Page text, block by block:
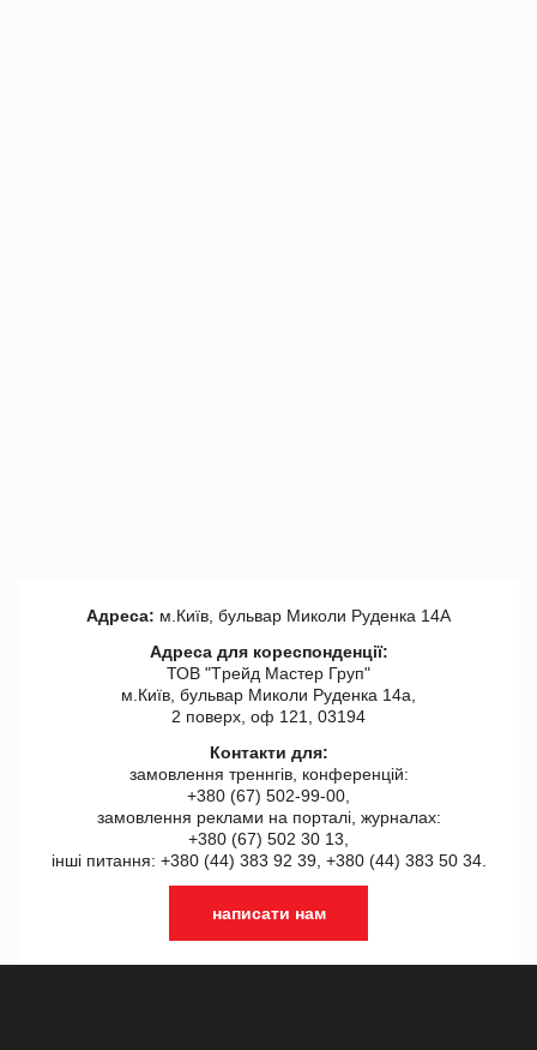
Адреса: м.Київ, бульвар Миколи Руденка 14А
Адреса для кореспонденції:
ТОВ "Tрейд Мастер Груп"
м.Київ, бульвар Миколи Руденка 14а,
2 поверх, оф 121, 03194
Контакти для:
замовлення треннгів, конференцій:
+380 (67) 502-99-00,
замовлення реклами на порталі, журналах:
+380 (67) 502 30 13,
інші питання: +380 (44) 383 92 39, +380 (44) 383 50 34.
написати нам